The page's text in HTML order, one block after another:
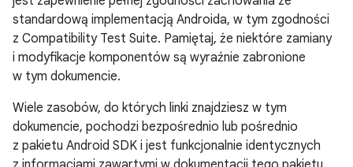
standardową implementacją Androida, w tym zgodności
z Compatibility Test Suite. Pamiętaj, że niektóre zamiany
i modyfikacje komponentów są wyraźnie zabronione
w tym dokumencie.
Wiele zasobów, do których linki znajdziesz w tym
dokumencie, pochodzi bezpośrednio lub pośrednio
z pakietu Android SDK i jest funkcjonalnie identycznych